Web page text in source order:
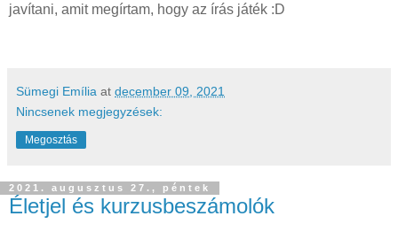
javítani, amit megírtam, hogy az írás játék :D
Sümegi Emília at december 09, 2021
Nincsenek megjegyzések:
Megosztás
2021. augusztus 27., péntek
Életjel és kurzusbeszámolók